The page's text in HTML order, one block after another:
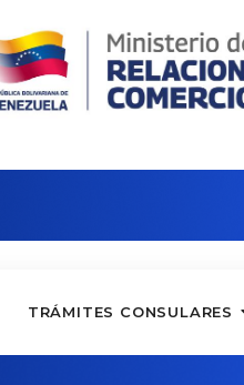
TRÁMITES CONSULARES